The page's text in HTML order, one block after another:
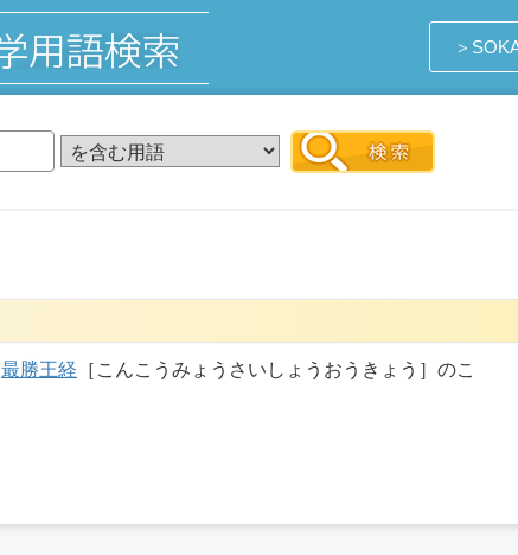
＞
最勝王経 ［こんこうみょうさいしょうおうきょう］のこ